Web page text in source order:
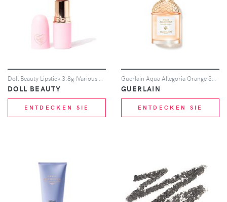
DOLL BEAUTY
ENTDECKEN SIE
GUERLAIN
ENTDECKEN SIE